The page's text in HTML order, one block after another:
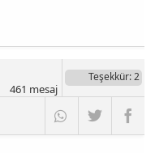
Teşekkür: 2
461 mesaj